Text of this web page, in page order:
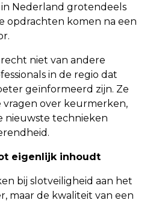
Nederland grotendeels
opdrachten komen na een
niet van andere
in de regio dat
geïnformeerd zijn. Ze
over keurmerken,
nieuwste technieken
eigenlijk inhoudt
bij slotveiligheid aan het
maar de kwaliteit van een